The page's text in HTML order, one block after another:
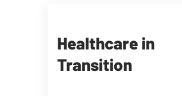
Healthcare in
Transition